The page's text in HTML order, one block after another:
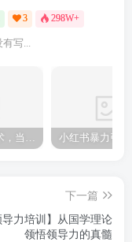
3 298W+
写...
天选之人掘金术，当天起号，7条作品涨粉4000+，单月变现2.8w天选之人掘…
下一篇
导力培训】从国学理论
领悟领导力的真髓